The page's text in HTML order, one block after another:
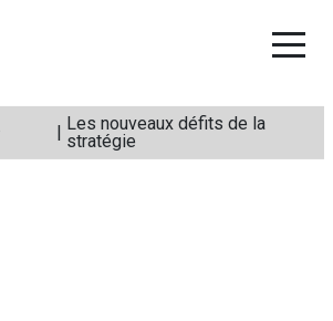
Les nouveaux défits de la
stratégie